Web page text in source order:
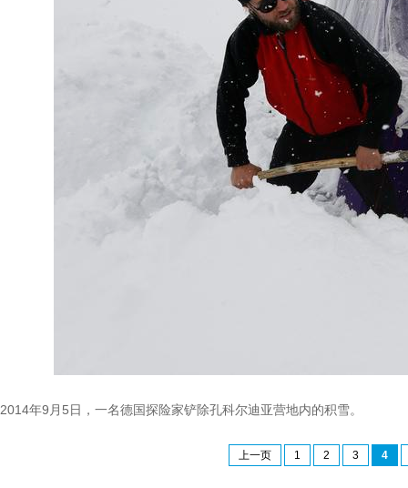
2014年9月5日，一名德国探险家铲除孔科尔迪亚营地内的积雪。
上一页 1 2 3 4